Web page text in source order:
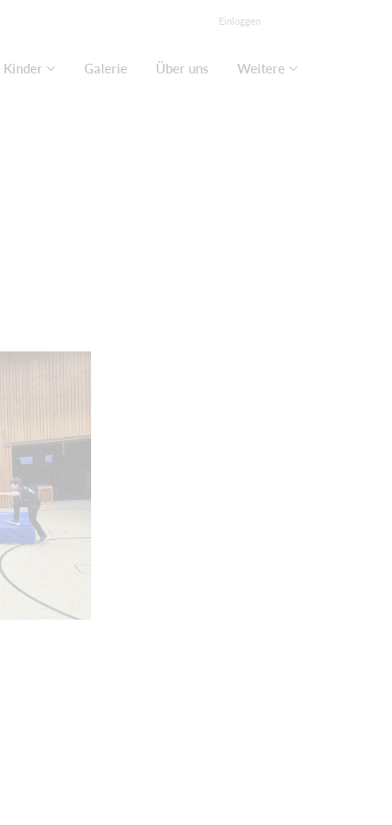
Einloggen
Kinder Galerie Über uns Weitere